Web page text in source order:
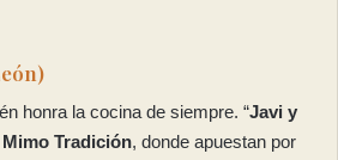
honra la cocina de siempre. “Javi y
Mimo Tradición, donde apuestan por